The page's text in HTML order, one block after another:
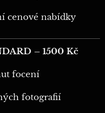
cenové nabídky
– 1500 Kč
focení
fotografií